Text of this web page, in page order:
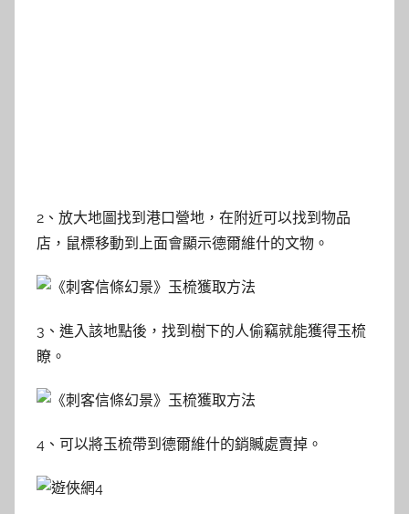
2、放大地圖找到港口營地，在附近可以找到物品
店，鼠標移動到上面會顯示德爾維什的文物。
3、進入該地點後，找到樹下的人偷竊就能獲得玉梳
瞭。
4、可以將玉梳帶到德爾維什的銷贓處賣掉。